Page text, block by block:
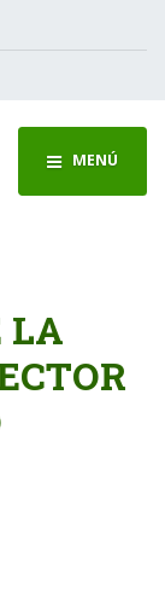
MENÚ
LA